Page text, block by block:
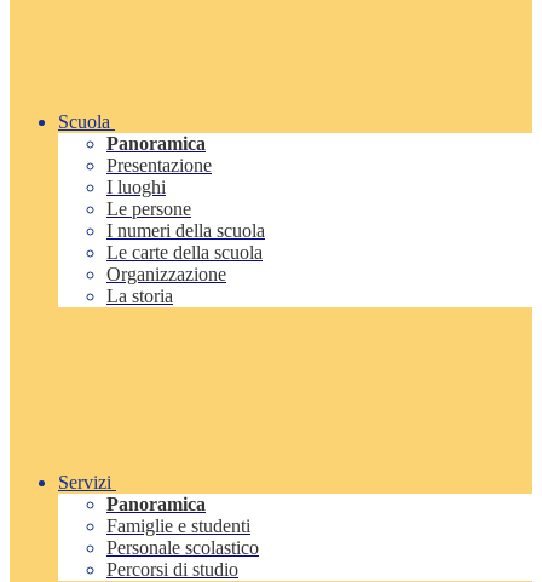
Scuola
Panoramica
Presentazione
I luoghi
Le persone
I numeri della scuola
Le carte della scuola
Organizzazione
La storia
Servizi
Panoramica
Famiglie e studenti
Personale scolastico
Percorsi di studio